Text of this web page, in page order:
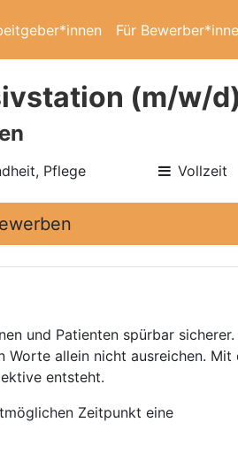
Für
(m/w/d)
Pflege Vollzeit
und Patienten spürbar
allein nicht ausreichen. Mit
entsteht.
Zeitpunkt eine